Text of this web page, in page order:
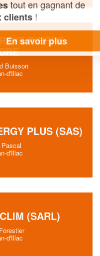
PIERRE
Buisson
d'Illac
PLUS (SAS)
d'Illac
(SARL)
d'Illac
en gagnant de
!
plus